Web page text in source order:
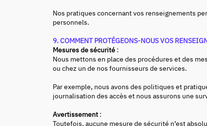
Nos pratiques concernant vos renseignements
personnels.
9. COMMENT PROTÉGEONS-NOUS VOS
Mesures de sécurité :
Nous mettons en place des procédures et des
ou chez un de nos fournisseurs de services.
Par exemple, nous avons des politiques et
journalisation des accès et nous assurons une
Avertissement :
Toutefois, aucune mesure de sécurité n’est